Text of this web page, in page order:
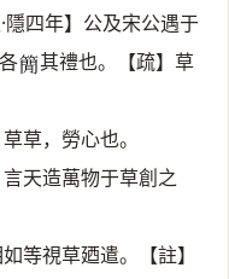
隱四年】公及宋公遇于
𥳑 其禮也。【疏】草
草，勞心也。
天造萬物于草創之
等視草廼遣。【註】